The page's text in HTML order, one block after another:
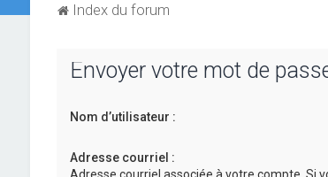
Index du forum
Envoyer votre mot de
Nom d’utilisateur :
Adresse courriel :